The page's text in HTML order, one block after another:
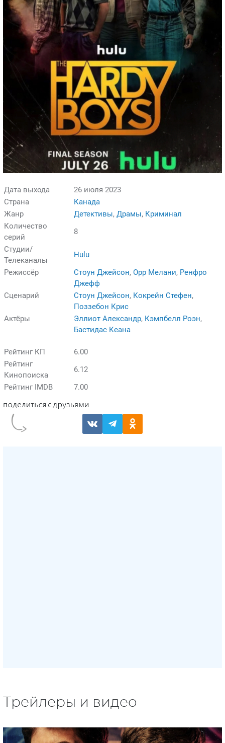
Дата выхода
26 июля 2023
Страна
Канада
Жанр
Детективы, Драмы, Криминал
Количество
серий
8
Студии/
Телеканалы
Hulu
Режиссёр
Стоун Джейсон, Орр Мелани, Ренфро
Джефф
Сценарий
Стоун Джейсон, Кокрейн Стефен,
Поззебон Крис
Актёры
Эллиот Александр, Кэмпбелл Роэн,
Бастидас Кеана
Рейтинг КП
6.00
Рейтинг
Кинопоиска
6.12
Рейтинг IMDB
7.00
Трейлеры и видео